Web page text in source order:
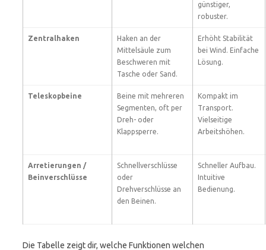
günstiger,
robuster.
Zentralhaken
Haken an der
Mittelsäule zum
Beschweren mit
Tasche oder Sand.
Erhöht Stabilität
bei Wind. Einfache
Lösung.
Teleskopbeine
Beine mit mehreren
Segmenten, oft per
Dreh- oder
Klappsperre.
Kompakt im
Transport.
Vielseitige
Arbeitshöhen.
Arretierungen /
Beinverschlüsse
Schnellverschlüsse
oder
Drehverschlüsse an
den Beinen.
Schneller Aufbau.
Intuitive
Bedienung.
Die Tabelle zeigt dir, welche Funktionen welchen